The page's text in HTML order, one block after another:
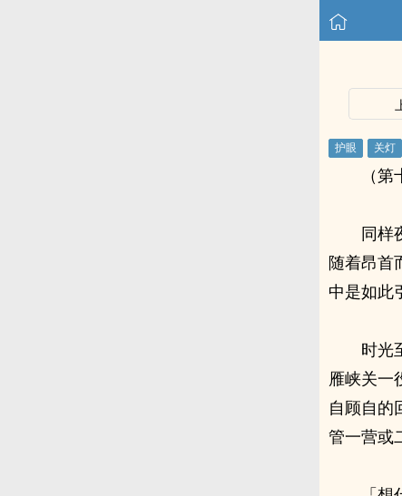
（
同样
随着昂首
中是如此
时光
雁峡关一
自顾自的
管一营或